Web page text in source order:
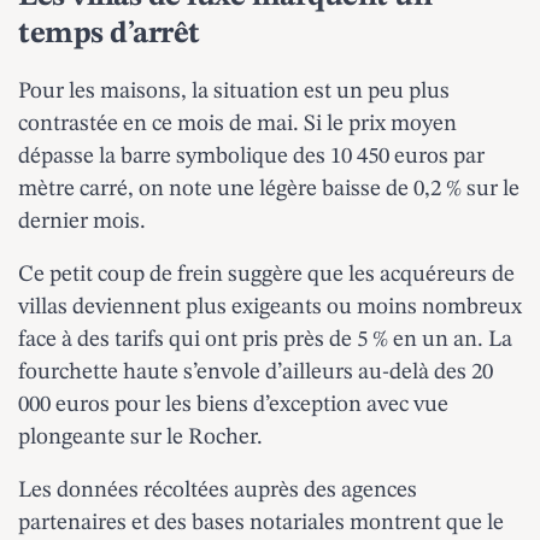
temps d’arrêt
Pour les maisons, la situation est un peu plus
contrastée en ce mois de mai. Si le prix moyen
dépasse la barre symbolique des 10 450 euros par
mètre carré, on note une légère baisse de 0,2 % sur le
dernier mois.
Ce petit coup de frein suggère que les acquéreurs de
villas deviennent plus exigeants ou moins nombreux
face à des tarifs qui ont pris près de 5 % en un an. La
fourchette haute s’envole d’ailleurs au-delà des 20
000 euros pour les biens d’exception avec vue
plongeante sur le Rocher.
Les données récoltées auprès des agences
partenaires et des bases notariales montrent que le